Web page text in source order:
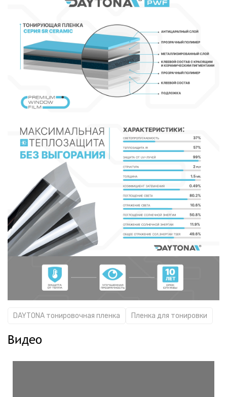
DAYTONA тонировочная пленка Пленка для тонировки
Видео